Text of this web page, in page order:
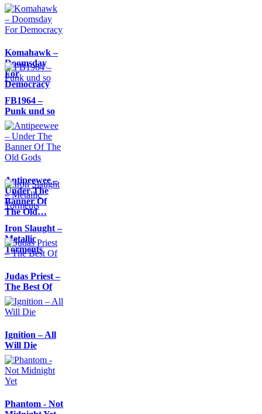
Komahawk –
Doomsday
For
Democracy
FB1964 –
Punk und so
Antipeewee –
Under The
Banner Of
The Old…
Iron Slaught –
Metallic
Torments
Judas Priest –
The Best Of
Ignition – All
Will Die
Phantom - Not